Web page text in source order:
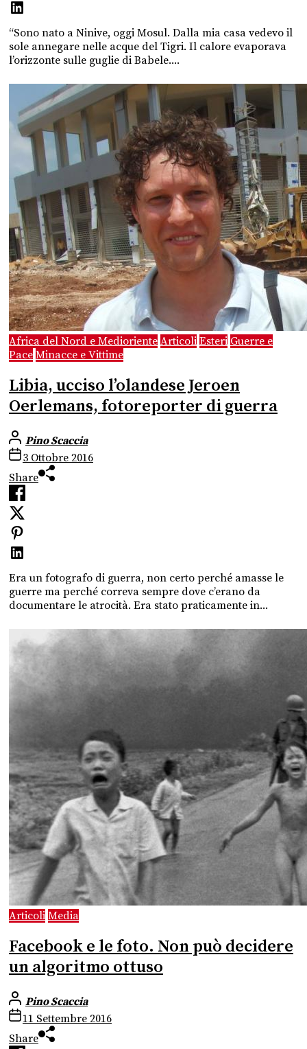
“Sono nato a Ninive, oggi Mosul. Dalla mia casa vedevo il
sole annegare nelle acque del Tigri. Il calore evaporava
l’orizzonte sulle guglie di Babele....
Africa del Nord e Medioriente Articoli Esteri Guerre e
Pace Minacce e Vittime
Libia, ucciso l’olandese Jeroen
Oerlemans, fotoreporter di guerra
Pino Scaccia
3 Ottobre 2016
Share
Era un fotografo di guerra, non certo perché amasse le
guerre ma perché correva sempre dove c’erano da
documentare le atrocità. Era stato praticamente in...
Articoli Media
Facebook e le foto. Non può decidere
un algoritmo ottuso
Pino Scaccia
11 Settembre 2016
Share